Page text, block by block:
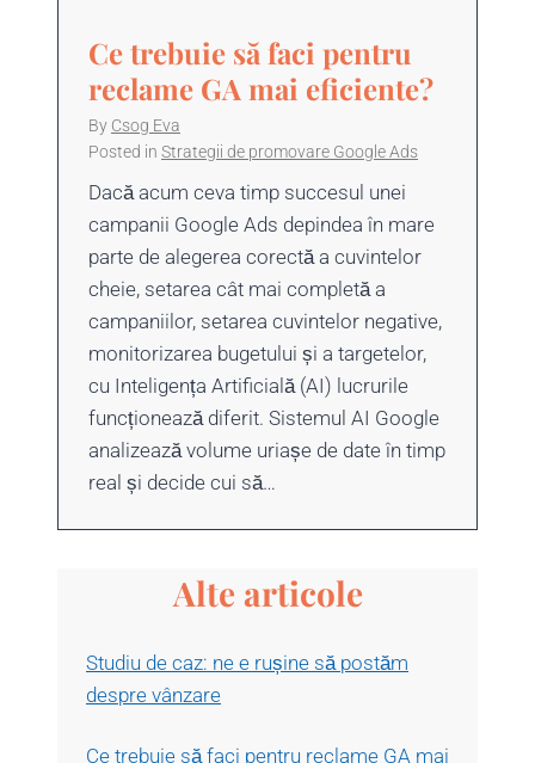
Ce trebuie să faci pentru
reclame GA mai eficiente?
By Csog Eva
Posted in Strategii de promovare Google Ads
Dacă acum ceva timp succesul unei
campanii Google Ads depindea în mare
parte de alegerea corectă a cuvintelor
cheie, setarea cât mai completă a
campaniilor, setarea cuvintelor negative,
monitorizarea bugetului și a targetelor,
cu Inteligența Artificială (AI) lucrurile
funcționează diferit. Sistemul AI Google
analizează volume uriașe de date în timp
real și decide cui să…
Alte articole
Studiu de caz: ne e rușine să postăm
despre vânzare
Ce trebuie să faci pentru reclame GA mai